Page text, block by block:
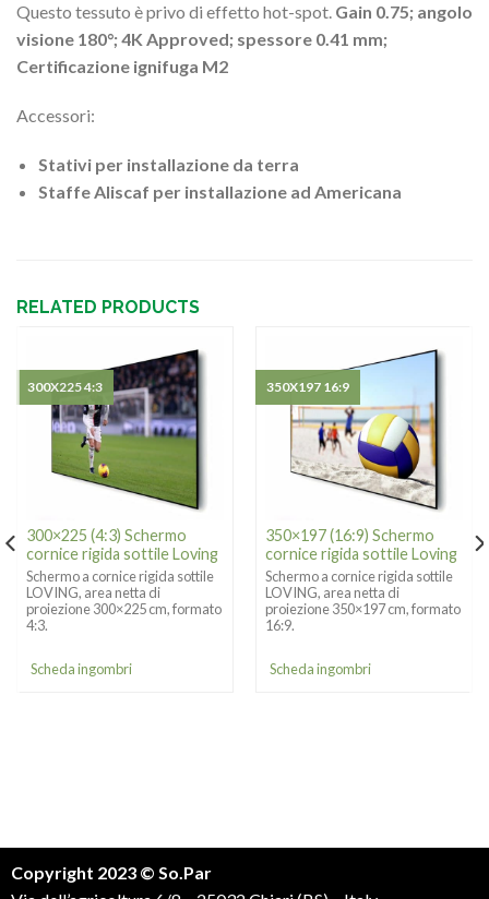
Questo tessuto è privo di effetto hot-spot. Gain 0.75; angolo
visione 180°; 4K Approved; spessore 0.41 mm;
Certificazione ignifuga M2
Accessori:
Stativi per installazione da terra
Staffe Aliscaf per installazione ad Americana
RELATED PRODUCTS
300×225 (4:3) Schermo
cornice rigida sottile Loving
Schermo a cornice rigida sottile
LOVING, area netta di
proiezione 300×225 cm, formato
4:3.
Scheda ingombri
300X225 4:3
350×197 (16:9) Schermo
cornice rigida sottile Loving
Schermo a cornice rigida sottile
LOVING, area netta di
proiezione 350×197 cm, formato
16:9.
Scheda ingombri
350X197 16:9
Copyright 2023 © So.Par